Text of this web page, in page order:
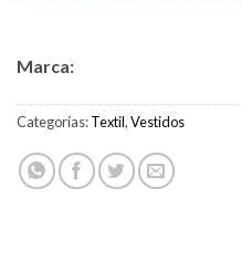
Marca:
Categorías:Textil,Vestidos